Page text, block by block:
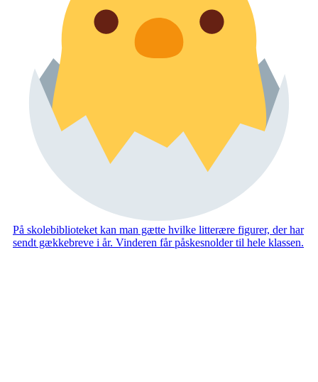
På skolebiblioteket kan man gætte hvilke litterære figurer, der har
sendt gækkebreve i år. Vinderen får påskesnolder til hele klassen.